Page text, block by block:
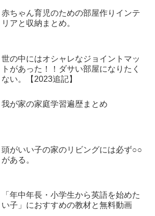
赤ちゃん育児のための部屋作りインテ
リアと収納まとめ。
世の中にはオシャレなジョイントマッ
トがあった！！ダサい部屋になりたく
ない。【2023追記】
我が家の家庭学習遍歴まとめ
頭がいい子の家のリビングには必ず○○
がある。
「年中年長・小学生から英語を始めた
い子」におすすめの教材と無料動画